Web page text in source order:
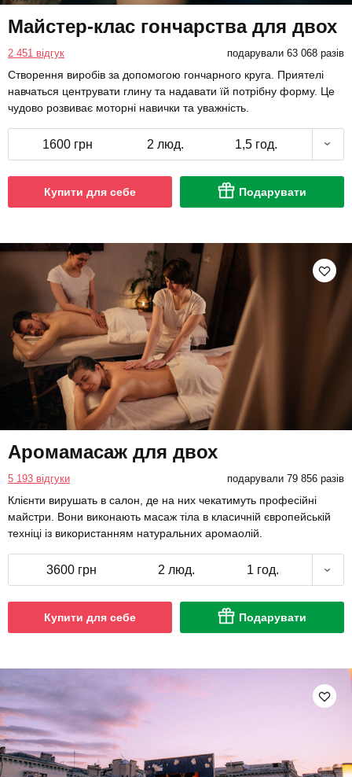
Майстер-клас гончарства для двох
2 451 відгук подарували 63 068 разів
Створення виробів за допомогою гончарного круга. Приятелі
навчаться центрувати глину та надавати їй потрібну форму. Це
чудово розвиває моторні навички та уважність.
1600 грн 2 люд. 1,5 год.
Купити для себе Подарувати
Аромамасаж для двох
5 193 відгуки подарували 79 856 разів
Клієнти вирушать в салон, де на них чекатимуть професійні
майстри. Вони виконають масаж тіла в класичній європейській
техніці із використанням натуральних аромаолій.
3600 грн 2 люд. 1 год.
Купити для себе Подарувати